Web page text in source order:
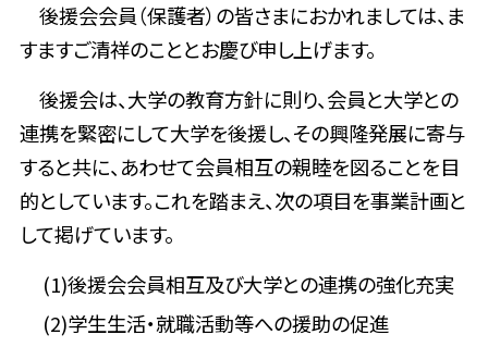
後援会会員（保護者）の皆さまにおかれましては、ま
すますご清祥のこととお慶び申し上げます。
後援会は、大学の教育方針に則り、会員と大学との
連携を緊密にして大学を後援し、その興隆発展に寄与
すると共に、あわせて会員相互の親睦を図ることを目
的としています。これを踏まえ、次の項目を事業計画と
して掲げています。
(1)後援会会員相互及び大学との連携の強化充実
(2)学生生活・就職活動等への援助の促進